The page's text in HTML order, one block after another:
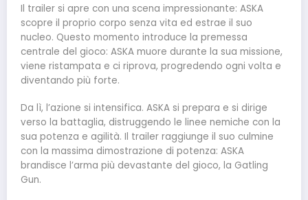
Il trailer si apre con una scena impressionante: ASKA
scopre il proprio corpo senza vita ed estrae il suo
nucleo. Questo momento introduce la premessa
centrale del gioco: ASKA muore durante la sua missione,
viene ristampata e ci riprova, progredendo ogni volta e
diventando più forte.
Da lì, l’azione si intensifica. ASKA si prepara e si dirige
verso la battaglia, distruggendo le linee nemiche con la
sua potenza e agilità. Il trailer raggiunge il suo culmine
con la massima dimostrazione di potenza: ASKA
brandisce l’arma più devastante del gioco, la Gatling
Gun.